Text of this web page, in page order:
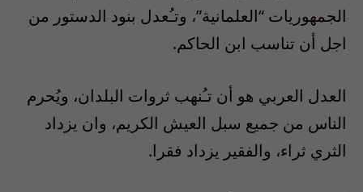
الجمهوريات “العلمانية”، وتـُعدل بنود الدستور من
اجل أن تناسب ابن الحاكم.
العدل العربي هو أن تـُنهب ثروات البلدان، ويُحرم
الناس من جميع سبل العيش الكريم، وان يزداد
الثري ثراء، والفقير يزداد فقرا.